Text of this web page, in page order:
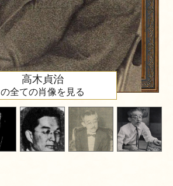
高木貞治
の全ての肖像を見る